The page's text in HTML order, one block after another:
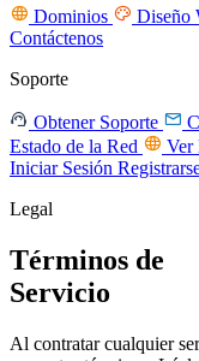
 Dominios  Diseño
Contáctenos
Soporte
 Obtener Soporte 
Estado de la Red  Ver
Iniciar Sesión
Legal
Términos de
Servicio
Al contratar cualquier